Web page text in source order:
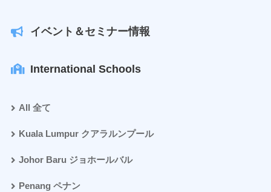
イベント＆セミナー情報
International Schools
All 全て
Kuala Lumpur クアラルンプール
Johor Baru ジョホールバル
Penang ペナン